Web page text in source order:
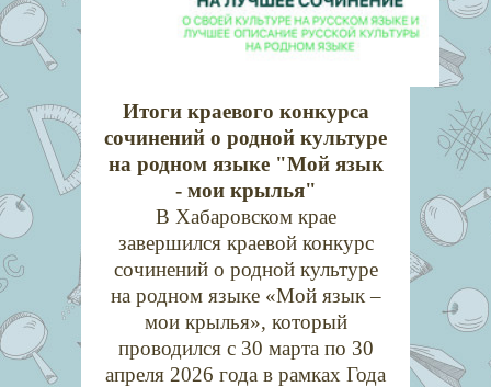
Итоги краевого конкурса
сочинений о родной культуре
на родном языке "Мой язык
- мои крылья"
В Хабаровском крае
завершился краевой конкурс
сочинений о родной культуре
на родном языке «Мой язык –
мои крылья», который
проводился с 30 марта по 30
апреля 2026 года в рамках Года